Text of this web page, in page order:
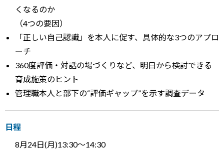
くなるのか
（4つの要因）
「正しい自己認識」を本人に促す、具体的な3つのアプロ
ーチ
360度評価・対話の場づくりなど、明日から検討できる
育成施策のヒント
管理職本人と部下の“評価ギャップ”を示す調査データ
日程
8月24日(月)13:30～14:30